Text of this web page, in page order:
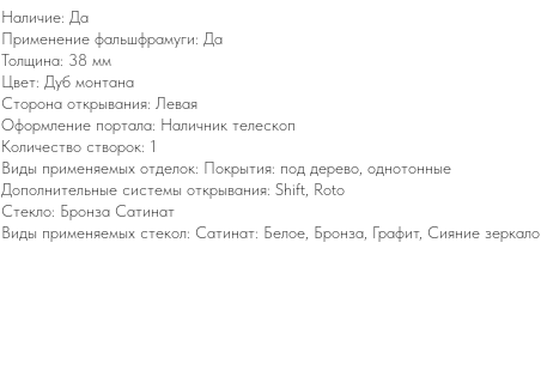
Наличие: Да
Применение фальшфрамуги: Да
Толщина: 38 мм
Цвет: Дуб монтана
Сторона открывания: Левая
Оформление портала: Наличник телескоп
Количество створок: 1
Виды применяемых отделок: Покрытия: под дерево, однотонные
Дополнительные системы открывания: Shift, Roto
Стекло: Бронза Сатинат
Виды применяемых стекол: Сатинат: Белое, Бронза, Графит, Сияние зеркало